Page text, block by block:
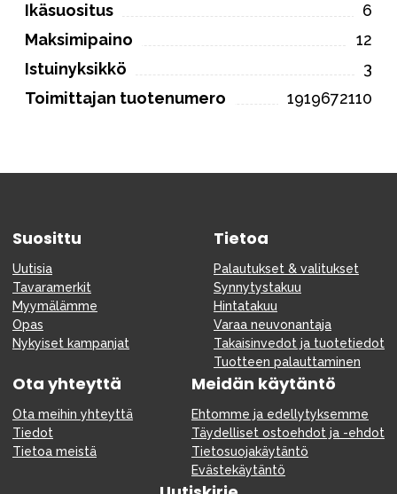
Ikäsuositus
6
Maksimipaino
12
Istuinyksikkö
3
Toimittajan tuotenumero
1919672110
Suosittu
Uutisia
Tavaramerkit
Myymälämme
Opas
Nykyiset kampanjat
Tietoa
Palautukset & valitukset
Synnytystakuu
Hintatakuu
Varaa neuvonantaja
Takaisinvedot ja tuotetiedot
Tuotteen palauttaminen
Ota yhteyttä
Ota meihin yhteyttä
Tiedot
Tietoa meistä
Meidän käytäntö
Ehtomme ja edellytyksemme
Täydelliset ostoehdot ja -ehdot
Tietosuojakäytäntö
Evästekäytäntö